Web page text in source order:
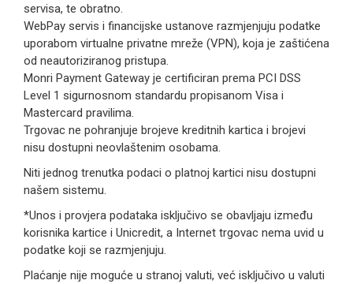
servisa, te obratno.
WebPay servis i financijske ustanove razmjenjuju podatke
uporabom virtualne privatne mreže (VPN), koja je zaštićena
od neautoriziranog pristupa.
Monri Payment Gateway je certificiran prema PCI DSS
Level 1 sigurnosnom standardu propisanom Visa i
Mastercard pravilima.
Trgovac ne pohranjuje brojeve kreditnih kartica i brojevi
nisu dostupni neovlaštenim osobama.
Niti jednog trenutka podaci o platnoj kartici nisu dostupni
našem sistemu.
*Unos i provjera podataka isključivo se obavljaju između
korisnika kartice i Unicredit, a Internet trgovac nema uvid u
podatke koji se razmjenjuju.
Plaćanje nije moguće u stranoj valuti, već isključivo u valuti